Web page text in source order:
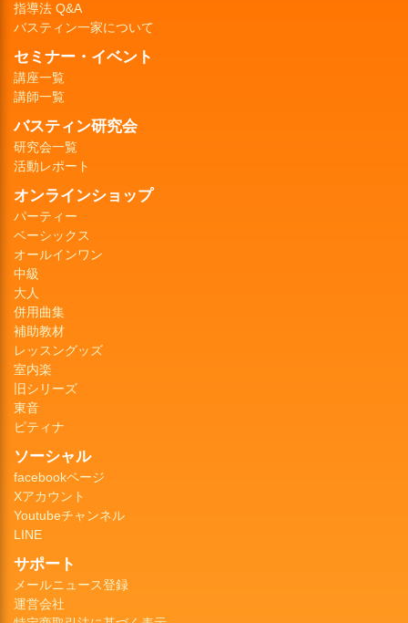
指導法 Q&A
バスティン一家について
セミナー・イベント
講座一覧
講師一覧
バスティン研究会
研究会一覧
活動レポート
オンラインショップ
パーティー
ベーシックス
オールインワン
中級
大人
併用曲集
補助教材
レッスングッズ
室内楽
旧シリーズ
東音
ピティナ
ソーシャル
facebookページ
Xアカウント
Youtubeチャンネル
LINE
サポート
メールニュース登録
運営会社